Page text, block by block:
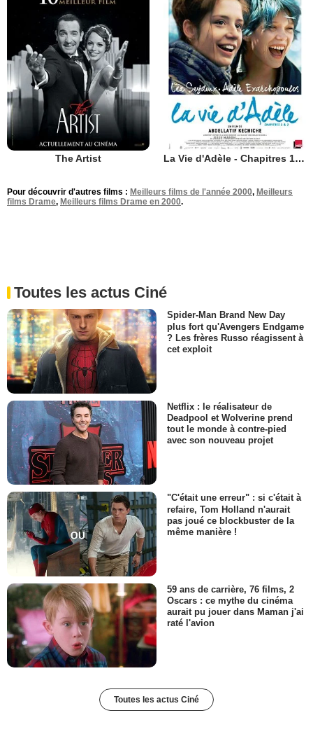
The Artist La Vie d'Adèle - Chapitres 1 et 2
Pour découvrir d'autres films : Meilleurs films de l'année 2000, Meilleurs
films Drame, Meilleurs films Drame en 2000.
Toutes les actus Ciné
Spider-Man Brand New Day
plus fort qu'Avengers Endgame
? Les frères Russo réagissent à
cet exploit
Netflix : le réalisateur de
Deadpool et Wolverine prend
tout le monde à contre-pied
avec son nouveau projet
"C'était une erreur" : si c'était à
refaire, Tom Holland n'aurait
pas joué ce blockbuster de la
même manière !
59 ans de carrière, 76 films, 2
Oscars : ce mythe du cinéma
aurait pu jouer dans Maman j'ai
raté l'avion
Toutes les actus Ciné